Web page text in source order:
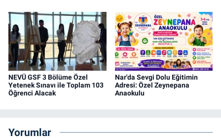
NEVÜ GSF 3 Bölüme Özel
Yetenek Sınavı ile Toplam 103
Öğrenci Alacak
Nar'da Sevgi Dolu Eğitimin
Adresi: Özel Zeynepana
Anaokulu
Yorumlar